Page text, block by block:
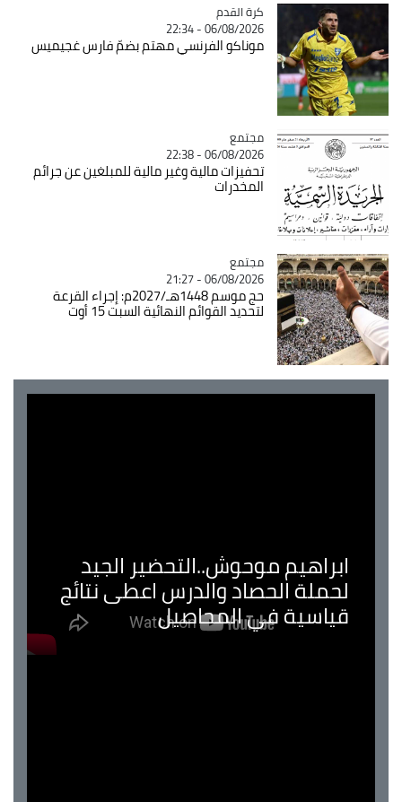
Catégorie
كرة القدم
06/08/2026 - 22:34
موناكو الفرنسي مهتم بضمّ فارس غجيميس
Catégorie
مجتمع
06/08/2026 - 22:38
تحفيزات مالية وغير مالية للمبلغين عن جرائم
المخدرات
Catégorie
مجتمع
06/08/2026 - 21:27
حج موسم 1448هـ/2027م: إجراء القرعة
لتحديد القوائم النهائية السبت 15 أوت
ابراهيم موحوش..التحضير الجيد
لحملة الحصاد والدرس اعطى نتائج
قياسية في المحاصيل